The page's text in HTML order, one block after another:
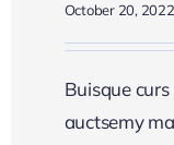
October 20, 2022
Buisque
auctsemy